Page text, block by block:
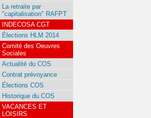
La retraite par
"capitalisation" RAFPT
INDECOSA CGT
Élections HLM 2014
Comité des Oeuvres
Sociales
Actualité du COS
Contrat prévoyance
Élections COS
Historique du COS
VACANCES ET
LOISIRS